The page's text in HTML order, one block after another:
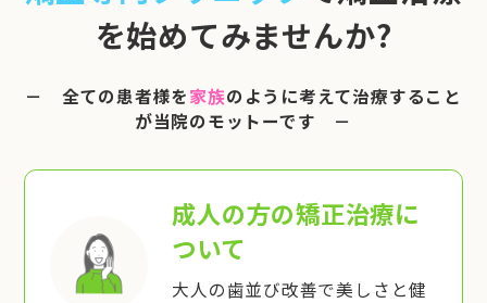
を始めてみませんか?
－ 全ての患者様を家族のように考えて治療すること
が当院のモットーです －
成人の方の矯正治療に
ついて
大人の歯並び改善で美しさと健